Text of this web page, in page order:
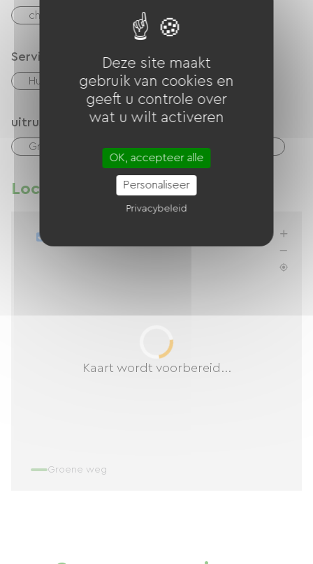
checks
Services
Huisdieren toegelaten
uitrusting
Gratis Wifi Barbecue Tuinmeubelen
Locatie
Kaart wordt voorbereid...
Groene weg
Deze site maakt
gebruik van cookies en
geeft u controle over
wat u wilt activeren
OK, accepteer alle
Personaliseer
Privacybeleid